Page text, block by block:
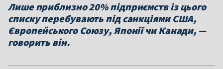
Лише приблизно 20% підприємств із цього
списку перебувають під санкціями США,
Європейського Союзу, Японії чи Канади, —
говорить він.